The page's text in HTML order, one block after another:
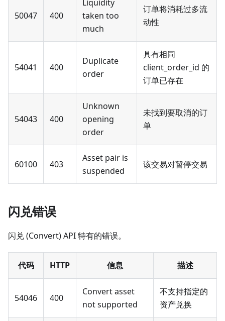
50047 400
Liquidity
taken too
much
订单将消耗过多流
动性
54041 400
Duplicate
order
具有相同
client_order_id 的
订单已存在
54043 400
Unknown
opening
order
未找到要取消的订
单
60100 403
Asset pair is
suspended
该交易对暂停交易
闪兑错误
闪兑 (Convert) API 特有的错误。
代码 HTTP 信息 描述
54046 400
Convert asset
not supported
不支持指定的
资产兑换